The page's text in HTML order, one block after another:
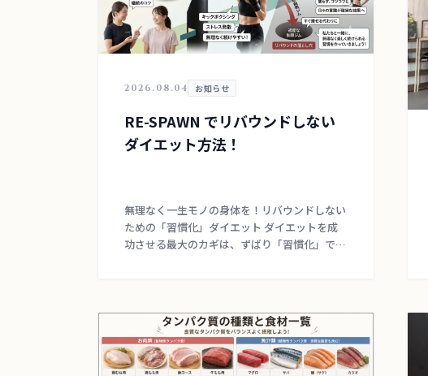
お知らせ・ブログ
ACCESS
アクセス
会員規約
無料体験のご予約
2026.08.04 お知らせ
RE-SPAWN でリバウンドしない
ダイエット方法！
無理なく一生モノの身体を！リバウンドしない
ための「習慣化」ダイエット ダイエットを成
功させる最大のカギは、ずばり「習慣化」で